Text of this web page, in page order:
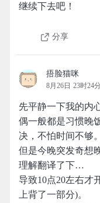
继续下去吧！
分享
捂脸猫咪
8月26日 23时24
先平静一下我的内
偶一般都是习惯晚
决，不怕时间不够。
但是今晚突发奇想
理解翻译了下…
导致10点20左右才
上背了一部分)。